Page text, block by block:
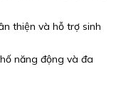
thiện và hỗ trợ sinh
năng động và đa